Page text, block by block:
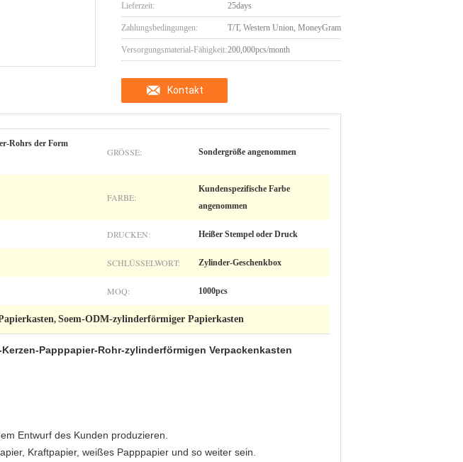
Lieferzeit: 25days
Zahlungsbedingungen: T/T, Western Union, MoneyGram
Versorgungsmaterial-Fähigkeit:200,000pcs/month
Kontakt
Rohrs der Form
GRÖSSE: Sondergröße angenommen
FARBE:
Kundenspezifische Farbe
angenommen
DRUCKEN: Heißer Stempel oder Druck
SCHLÜSSELWORT: Zylinder-Geschenkbox
MOQ: 1000pcs
, Soem-ODM-zylinderförmiger Papierkasten
Papppapier-Rohr-zylinderförmigen Verpackenkasten
Entwurf des Kunden produzieren.
Kraftpapier, weißes Papppapier und so weiter sein.